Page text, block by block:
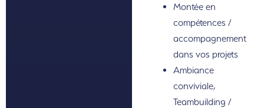
Montée en
compétences /
accompagnement
dans vos projets
Ambiance
conviviale,
Teambuilding /